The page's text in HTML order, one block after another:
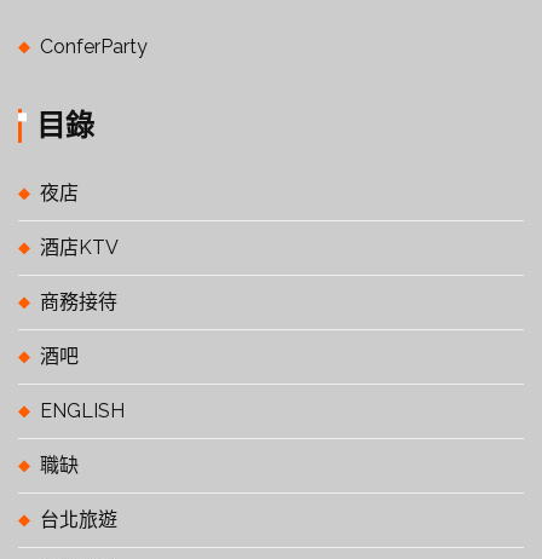
ConferParty
目錄
夜店
酒店KTV
商務接待
酒吧
ENGLISH
職缺
台北旅遊